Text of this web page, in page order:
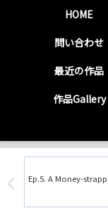
HOME
問い合わせ
最近の作品
作品Gallery
Ep.5. A Money-